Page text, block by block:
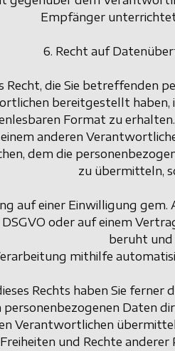
Empfänger
6. Recht auf
Recht, die Sie betreffenden
bereitgestellt haben,
Format zu
anderen
dem die
zu übermitteln,
auf einer Einwilligung gem.
oder auf einem
beruht und
mithilfe
Rechts haben Sie ferner
Daten
Verantwortlichen
und Rechte